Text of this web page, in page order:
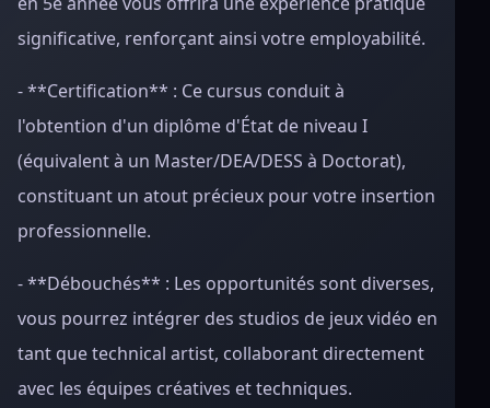
significative, renforçant ainsi votre employabilité.
- **Certification** : Ce cursus conduit à
l'obtention d'un diplôme d'État de niveau I
(équivalent à un Master/DEA/DESS à Doctorat),
constituant un atout précieux pour votre insertion
professionnelle.
- **Débouchés** : Les opportunités sont diverses,
vous pourrez intégrer des studios de jeux vidéo en
tant que technical artist, collaborant directement
avec les équipes créatives et techniques.